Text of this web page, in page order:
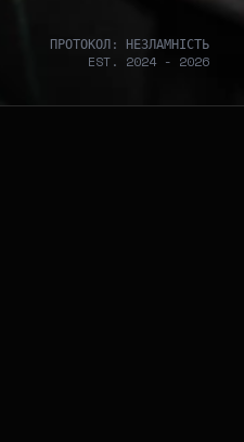
ПРОТОКОЛ: НЕЗЛАМНІСТЬ
EST. 2024 - 2026